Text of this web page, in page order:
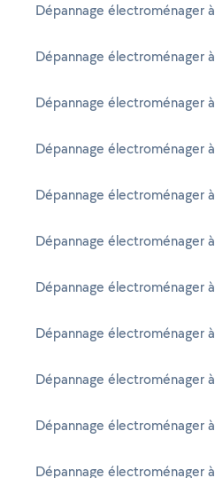
Dépannage électroménager
Dépannage électroménager
Dépannage électroménager
Dépannage électroménager
Dépannage électroménager
Dépannage électroménager
Dépannage électroménager
Dépannage électroménager
Dépannage électroménager
Dépannage électroménager
Dépannage électroménager